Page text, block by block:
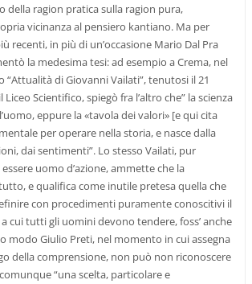
della ragion pratica sulla ragion pura,
vicinanza al pensiero kantiano. Ma per
recenti, in più di un’occasione Mario Dal Pra
la medesima tesi: ad esempio a Crema, nel
“Attualità di Giovanni Vailati”, tenutosi il 21
Liceo Scientifico, spiegò fra l’altro che” la scienza
eppure la «tavola dei valori» [e qui cita
per operare nella storia, e nasce dalla
dai sentimenti”. Lo stesso Vailati, pur
uomo d’azione, ammette che la
e qualifica come inutile pretesa quella che
con procedimenti puramente conoscitivi il
cui tutti gli uomini devono tendere, foss’ anche
modo Giulio Preti, nel momento in cui assegna
della comprensione, non può non riconoscere
“una scelta, particolare e